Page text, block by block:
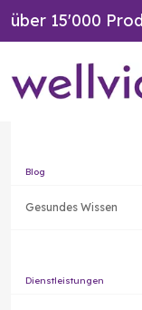
über 15'000
Blog
Gesundes Wissen
Dienstleistungen